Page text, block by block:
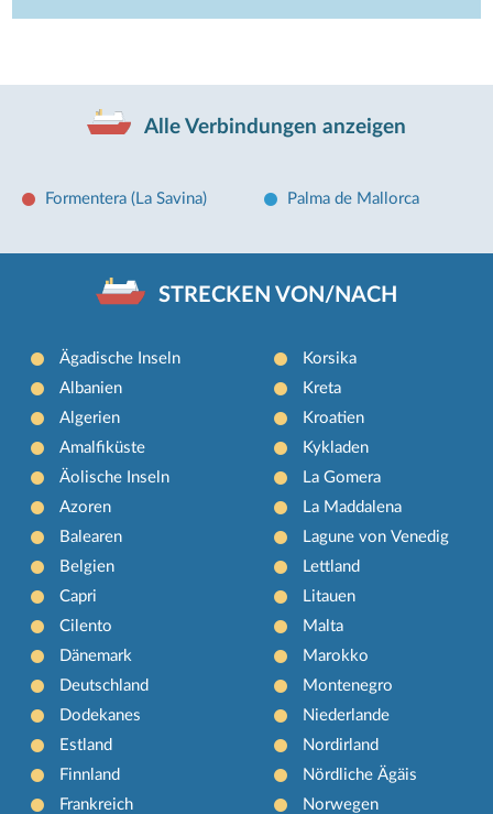
Alle Verbindungen anzeigen
Formentera (La Savina) Palma de Mallorca
STRECKEN VON/NACH
Ägadische Inseln
Albanien
Algerien
Amalfiküste
Äolische Inseln
Azoren
Balearen
Belgien
Capri
Cilento
Dänemark
Deutschland
Dodekanes
Estland
Finnland
Frankreich
Korsika
Kreta
Kroatien
Kykladen
La Gomera
La Maddalena
Lagune von Venedig
Lettland
Litauen
Malta
Marokko
Montenegro
Niederlande
Nordirland
Nördliche Ägäis
Norwegen